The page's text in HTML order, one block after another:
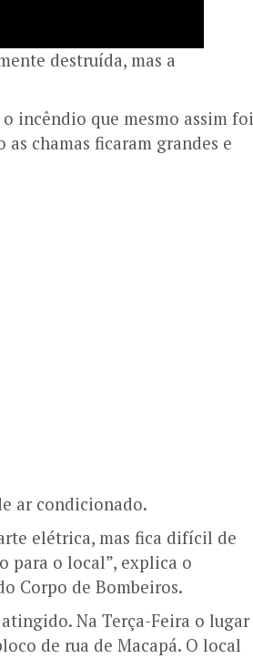
destruída, mas a
incêndio que mesmo assim foi
chamas ficaram grandes e
ar condicionado.
elétrica, mas fica difícil de
para o local”, explica o
Corpo de Bombeiros.
Na Terça-Feira o lugar
de rua de Macapá. O local